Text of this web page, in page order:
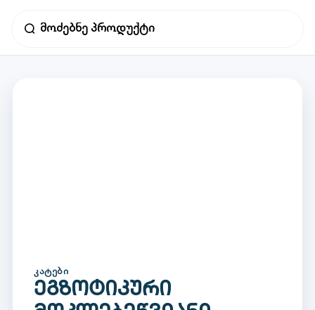
ᲙᲐᲢᲔᲑᲘ
ეგზოტიკური